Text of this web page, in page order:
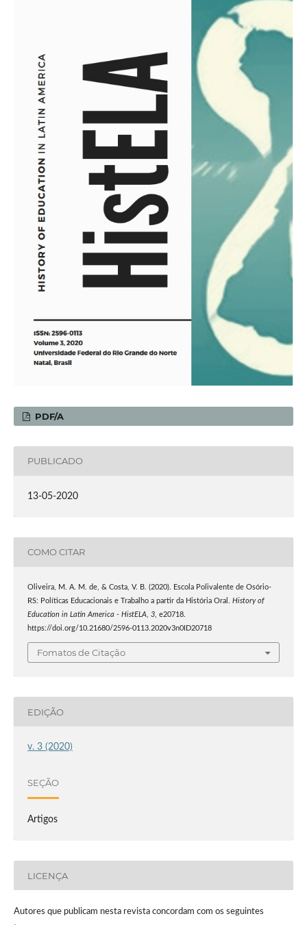
PDF/A
PUBLICADO
13-05-2020
COMO CITAR
Oliveira, M. A. M. de, & Costa, V. B. (2020). Escola Polivalente de Osório-
RS: Políticas Educacionais e Trabalho a partir da História Oral. History of
Education in Latin America - HistELA, 3, e20718.
https://doi.org/10.21680/2596-0113.2020v3n0ID20718
Fomatos de Citação
EDIÇÃO
v. 3 (2020)
SEÇÃO
Artigos
LICENÇA
Autores que publicam nesta revista concordam com os seguintes